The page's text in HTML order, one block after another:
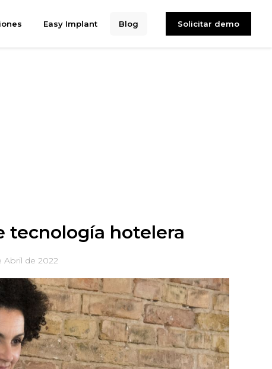
Easy Implant Blog Solicitar demo
tecnología hotelera
Abril de 2022